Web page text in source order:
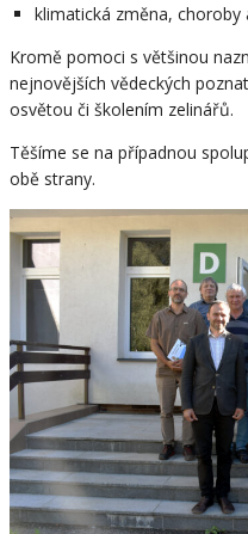
klimatická změna, choroby
Kromě pomoci s většinou
nejnovějších vědeckých
osvětou či školením zelinářů.
Těšíme se na případnou
obě strany.